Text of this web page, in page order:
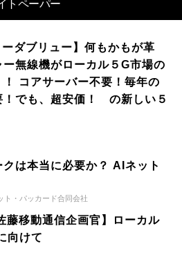
トペーパー
ダブリュー】何もかもが革
無線機がローカル５G市場の
コアサーバー不要！毎年の
！でも、超安価！ の新しい５
は本当に必要か？ AIネット
ト・パッカード合同会社
藤移動通信企画官】ローカル
向けて